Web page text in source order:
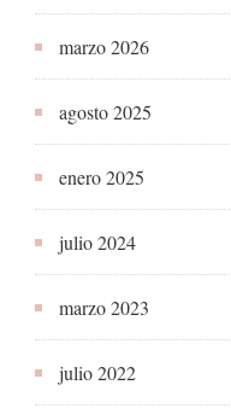
marzo 2026
agosto 2025
enero 2025
julio 2024
marzo 2023
julio 2022